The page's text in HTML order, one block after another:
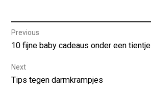
Post
navigation
Previous
Previous
10 fijne baby cadeaus onder een tientje
Next
Next
Tips tegen darmkrampjes